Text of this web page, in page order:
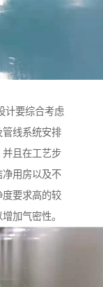
计要综合考虑
线系统安排
且在工艺步
用房以及不
度要求高的较
加气密性。